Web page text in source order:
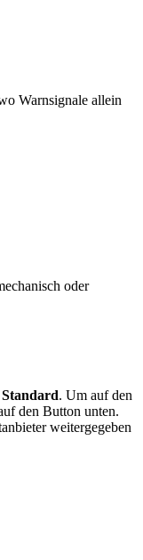
Warnsignale allein
oder
Standard. Um auf den
den Button unten.
weitergegeben